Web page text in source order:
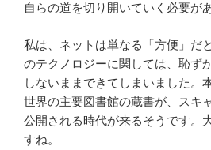
自らの道を切り開いていく必要が
私は、ネットは単なる「方便」だ
のテクノロジーに関しては、恥ず
しないままできてしまいました。
世界の主要図書館の蔵書が、スキ
公開される時代が来るそうです。
すね。